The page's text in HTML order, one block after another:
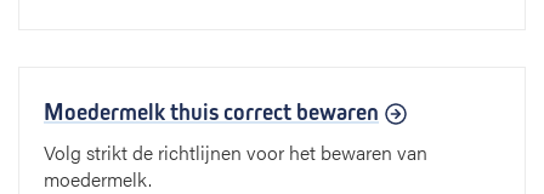
Moedermelk thuis correct bewaren
Volg strikt de richtlijnen voor het bewaren van
moedermelk.